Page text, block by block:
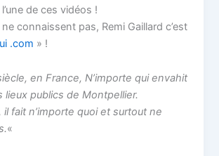
de ces vidéos !
connaissent pas, Remi Gaillard c’est
.com » !
en France, N’importe qui envahit
lieux publics de Montpellier.
fait n’importe quoi et surtout ne
«